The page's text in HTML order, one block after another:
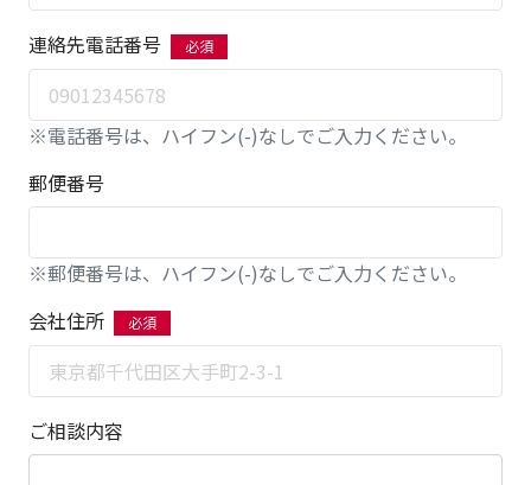
連絡先電話番号
※電話番号は、ハイフン(-)なしでご入力ください。
郵便番号
※郵便番号は、ハイフン(-)なしでご入力ください。
会社住所
ご相談内容